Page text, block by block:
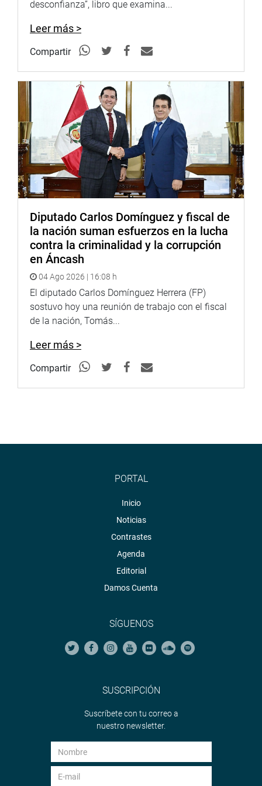
desconfianza”, libro que examina...
Leer más >
Compartir
Diputado Carlos Domínguez y fiscal de
la nación suman esfuerzos en la lucha
contra la criminalidad y la corrupción
en Áncash
04 Ago 2026 | 16:08 h
El diputado Carlos Domínguez Herrera (FP)
sostuvo hoy una reunión de trabajo con el fiscal
de la nación, Tomás...
Leer más >
Compartir
PORTAL
Inicio
Noticias
Contrastes
Agenda
Editorial
Damos Cuenta
SÍGUENOS
SUSCRIPCIÓN
Suscríbete con tu correo a
nuestro newsletter.